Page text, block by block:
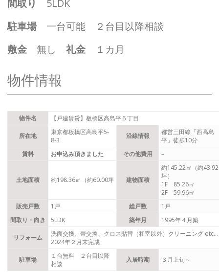
間取り
5LDK
駐車場一台可能 ２台目以降相談
敷金 無し 礼金 １カ月
物件情報
物件名 【戸建賃貸】板橋区高島平５丁目
所在地
東京都板橋区高島平5-
8-3
沿線情報
都営三田線「西高島
平」徒歩10分
賃料
お申込み頂きました その他費用 –
土地面積 約198.36㎡（約60.00坪 建物面積
約145.22㎡（約43.92
坪）
1F 85.26㎡
2F 59.96㎡
販売戸数
1戸 総戸数
1戸
間取り・向き
5LDK 築年月 1995年４月築
リフォーム
洗面交換、畳交換、クロス貼替（和室以外）クリーニング etc…
2024年２月末完成
駐車場
１台無料 ２台目以降
相談
入居時期 ３月上旬～